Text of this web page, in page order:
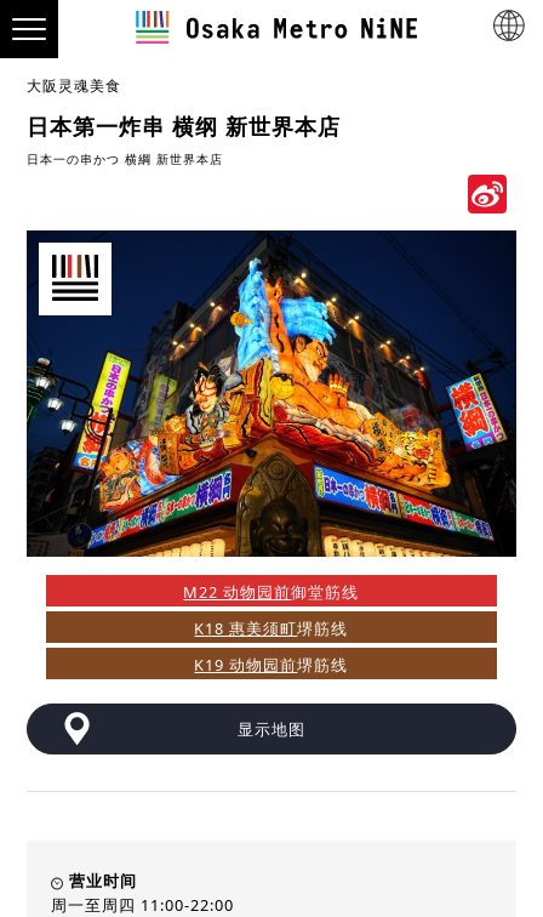
大阪灵魂美食
日本第一炸串 横纲 新世界本店
日本一の串かつ 横綱 新世界本店
M22 动物园前御堂筋线
K18 惠美须町堺筋线
K19 动物园前堺筋线
显示地图
营业时间
周一至周四 11:00-22:00